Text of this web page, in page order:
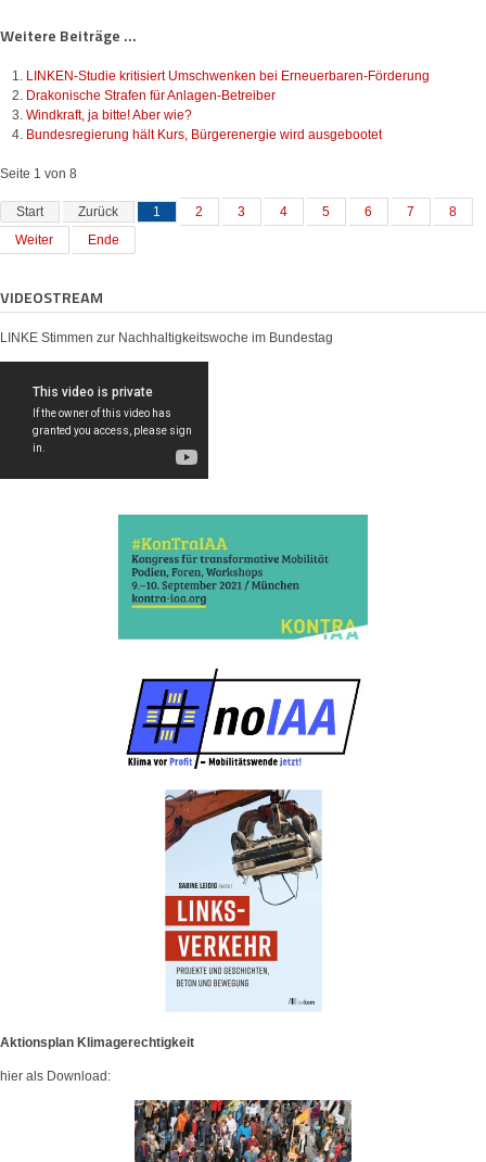
Weitere Beiträge ...
LINKEN-Studie kritisiert Umschwenken bei Erneuerbaren-Förderung
Drakonische Strafen für Anlagen-Betreiber
Windkraft, ja bitte! Aber wie?
Bundesregierung hält Kurs, Bürgerenergie wird ausgebootet
Seite 1 von 8
Start Zurück 1 2 3 4 5 6 7
8
Weiter
Ende
VIDEOSTREAM
LINKE Stimmen zur Nachhaltigkeitswoche im Bundestag
Aktionsplan Klimagerechtigkeit
hier als Download: